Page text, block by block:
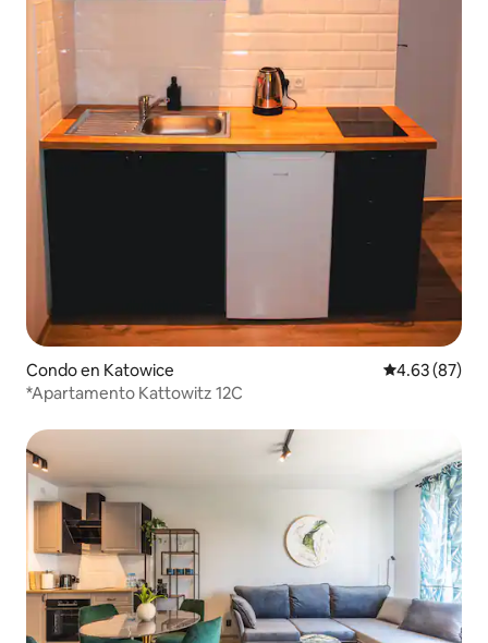
Condo en Katowice Calificación
4.63 (87)
*Apartamento Kattowitz 12C